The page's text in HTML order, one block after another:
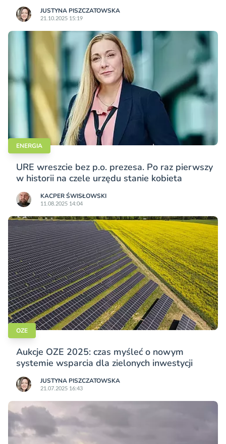
JUSTYNA PISZCZATOWSKA
21.10.2025 15:19
ENERGIA
URE wreszcie bez p.o. prezesa. Po raz pierwszy
w historii na czele urzędu stanie kobieta
KACPER ŚWISŁO­WSKI
11.08.2025 14:04
OZE
Aukcje OZE 2025: czas myśleć o nowym
systemie wsparcia dla zielonych inwestycji
JUSTYNA PISZCZATOWSKA
21.07.2025 16:43